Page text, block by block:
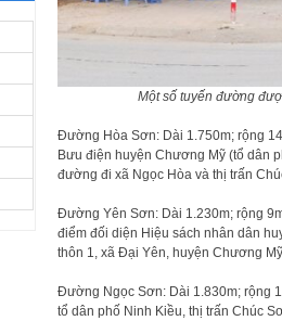
Một số tuyến đường
Đường Hòa Sơn: Dài 1.750m; rộng
Bưu điện huyện Chương Mỹ (tổ dân
đường đi xã Ngọc Hòa và thị trấn
Đường Yên Sơn: Dài 1.230m; rộng
điểm đối diện Hiệu sách nhân dân
thôn 1, xã Đại Yên, huyện Chương
Đường Ngọc Sơn: Dài 1.830m; rộng
tổ dân phố Ninh Kiều, thị trấn Chúc